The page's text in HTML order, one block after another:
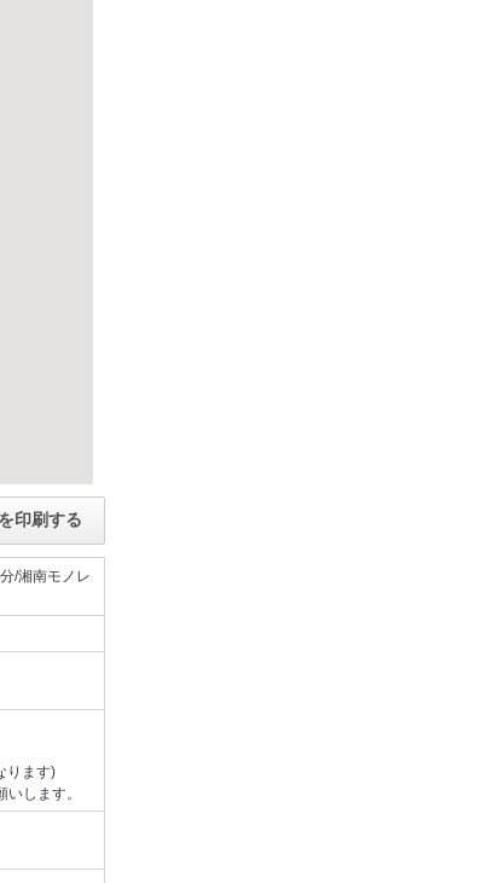
印刷する
/湘南モノレ
ります)
します。